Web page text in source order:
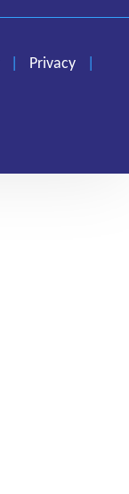
| Privacy
|